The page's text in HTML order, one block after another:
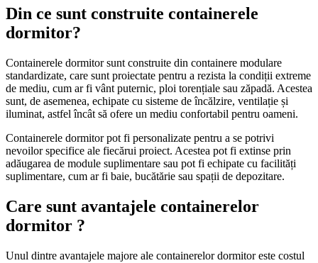
Din ce sunt construite containerele
dormitor?
Containerele dormitor sunt construite din containere modulare
standardizate, care sunt proiectate pentru a rezista la condiții extreme
de mediu, cum ar fi vânt puternic, ploi torențiale sau zăpadă. Acestea
sunt, de asemenea, echipate cu sisteme de încălzire, ventilație și
iluminat, astfel încât să ofere un mediu confortabil pentru oameni.
Containerele dormitor pot fi personalizate pentru a se potrivi
nevoilor specifice ale fiecărui proiect. Acestea pot fi extinse prin
adăugarea de module suplimentare sau pot fi echipate cu facilități
suplimentare, cum ar fi baie, bucătărie sau spații de depozitare.
Care sunt avantajele containerelor
dormitor ?
Unul dintre avantajele majore ale containerelor dormitor este costul